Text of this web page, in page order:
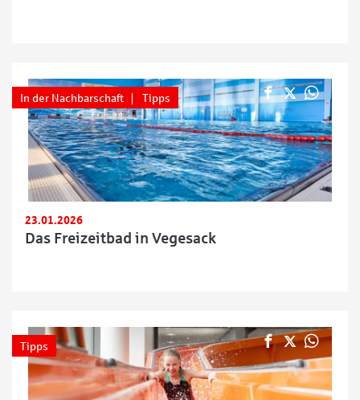
In der Nachbarschaft Tipps
23.01.2026
Das Freizeitbad in Vegesack
Tipps